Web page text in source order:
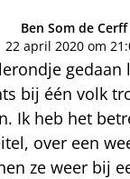
Ben Som de Cerff
22 april 2020 om
gedaan
bij één volk
Ik heb het
over een
ze weer bij